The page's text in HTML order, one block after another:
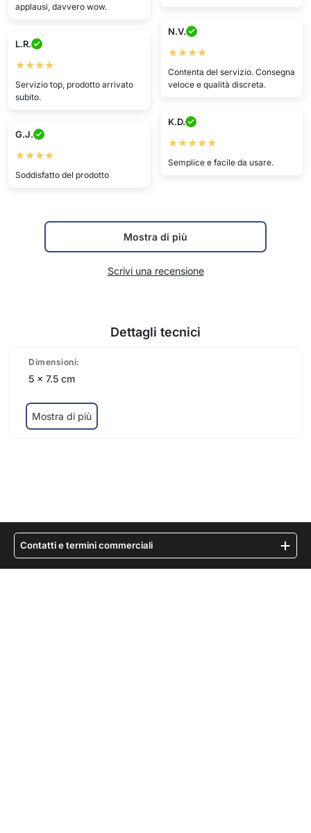
applausi, davvero wow.
N.V.
★★★★
Contenta del servizio. Consegna
veloce e qualità discreta.
L.R.
★★★★
Servizio top, prodotto arrivato
subito.
K.D.
★★★★★
Semplice e facile da usare.
G.J.
★★★★
Soddisfatto del prodotto
Mostra di più
Scrivi una recensione
Dettagli tecnici
Dimensioni:
5 x 7.5 cm
Mostra di più
Contatti e termini commerciali